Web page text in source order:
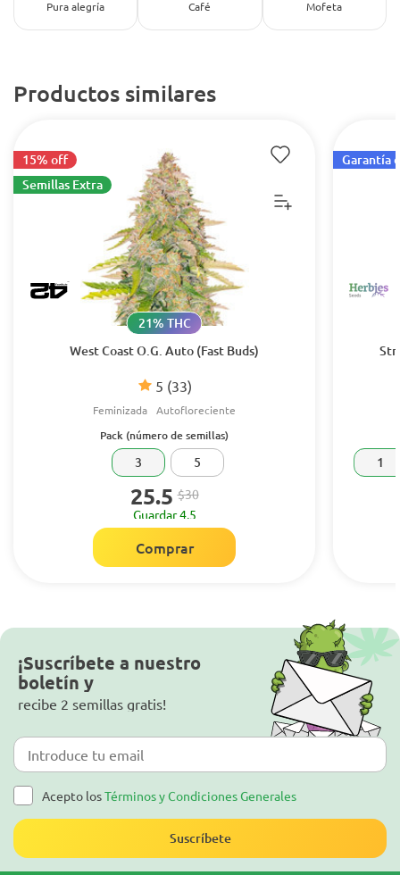
Pura alegría Café Mofeta
Productos similares
West Coast O.G. Auto (Fast Buds)
5 (33)
21% THC
Feminizada Autofloreciente
15% off
Semillas Extra
Pack (número de semillas)
3 5
25.5 $30
Guardar 4.5
Comprar
Garantía
1
¡Suscríbete a nuestro
boletín y
recibe 2 semillas gratis!
Acepto losTérminos y Condiciones Generales
Suscríbete